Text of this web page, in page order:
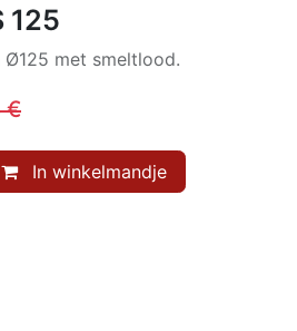
125
Ø125 met smeltlood.
€
In winkelmandje